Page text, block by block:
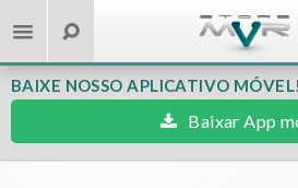
BAIXE NOSSO APLICATIVO MÓVEL!
Baixar App